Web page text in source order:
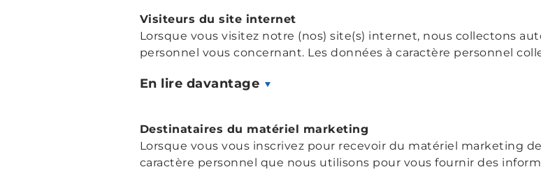
Visiteurs du site internet
Lorsque vous visitez notre (nos) site(s) internet, nous collectons
personnel vous concernant. Les données à caractère personnel
En lire davantage
Destinataires du matériel marketing
Lorsque vous vous inscrivez pour recevoir du matériel marketing
caractère personnel que nous utilisons pour vous fournir des